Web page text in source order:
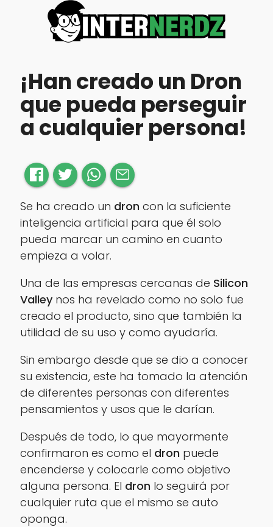
¡Han creado un Dron
que pueda perseguir
a cualquier persona!
Se ha creado un dron con la suficiente
inteligencia artificial para que él solo
pueda marcar un camino en cuanto
empieza a volar.
Una de las empresas cercanas de Silicon
Valleynos ha revelado como no solo fue
creado el producto, sino que también la
utilidad de su uso y como ayudaría.
Sin embargo desde que se dio a conocer
su existencia, este ha tomado la atención
de diferentes personas con diferentes
pensamientos y usos que le darían.
Después de todo, lo que mayormente
confirmaron es como el dron puede
encenderse y colocarle como objetivo
alguna persona. El dron lo seguirá por
cualquier ruta que el mismo se auto
oponga.